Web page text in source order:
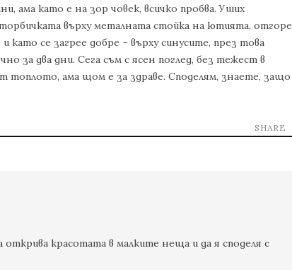
ама като е на зор човек, всичко пробва. Уших
върху металната стойка на ютията, отгоре
се загрее добре – върху синусите, през това
за два дни. Сега съм с ясен поглед, без тежест в
топлото, ама щом е за здраве. Споделям, знаете, защо
SHARE
открива красотата в малките неща и да я споделя с